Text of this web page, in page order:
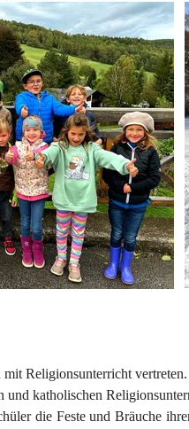
Religionsunterricht vertreten.
und katholischen
die Feste und Bräuche